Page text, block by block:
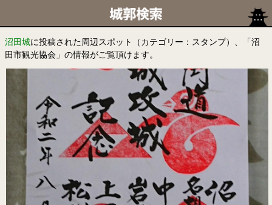
沼田城に投稿された周辺スポット（カテゴリー：スタンプ）、「沼
田市観光協会」の情報がご覧頂けます。